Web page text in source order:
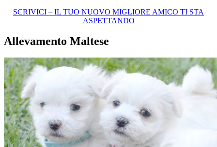
SCRIVICI – IL TUO NUOVO MIGLIORE AMICO TI STA
ASPETTANDO
Allevamento Maltese